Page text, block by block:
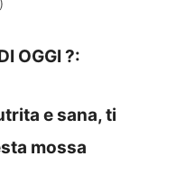
OGGI ?:
e sana, ti
mossa